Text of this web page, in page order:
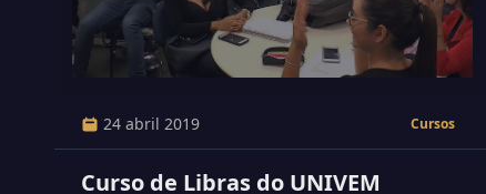
24 abril 2019 Cursos
Curso de Libras do UNIVEM